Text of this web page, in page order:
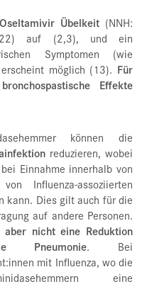
Übelkeit (NNH:
auf (2,3), und ein
Symptomen (wie
möglich (13). Für
Effekte
können die
reduzieren, wobei
Einnahme innerhalb von
Influenza-assoziierten
kann. Dies gilt auch für die
auf andere Personen.
aber nicht eine Reduktion
Pneumonie. Bei
mit Influenza, wo die
eine